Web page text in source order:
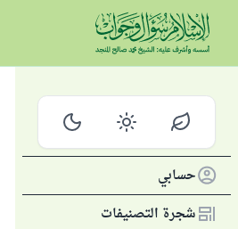
حسابي
شجرة التصنيفات